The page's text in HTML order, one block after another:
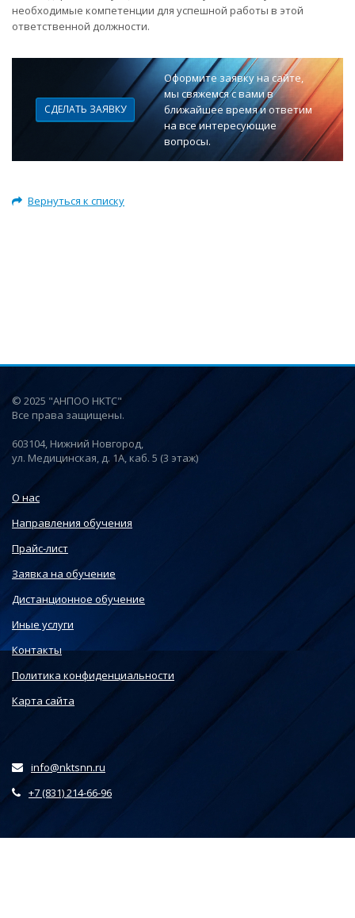
необходимые компетенции для успешной работы в этой
ответственной должности.
СДЕЛАТЬ ЗАЯВКУ
Оформите заявку на сайте,
мы свяжемся с вами в
ближайшее время и ответим
на все интересующие
вопросы.
Вернуться к списку
© 2025 "АНПОО НКТС"
Все права защищены.
603104, Нижний Новгород,
ул. Медицинская, д. 1А, каб. 5 (3 этаж)
О нас
Направления обучения
Прайс-лист
Заявка на обучение
Дистанционное обучение
Иные услуги
Контакты
Политика конфиденциальности
Карта сайта
info@nktsnn.ru
+7 (831) 214-66-96